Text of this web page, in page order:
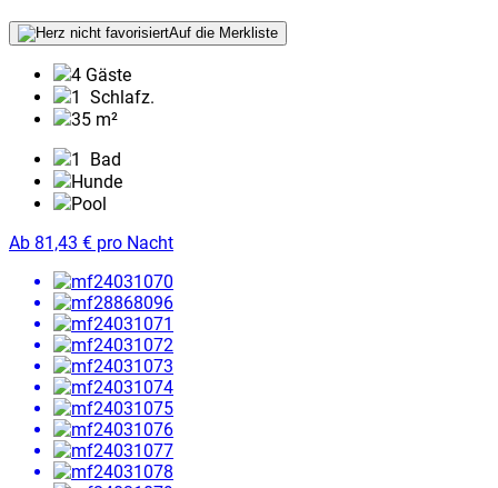
Auf die Merkliste
4 Gäste
1 Schlafz.
35 m²
1
Bad
Hunde
Pool
Ab 81,43 € pro Nacht